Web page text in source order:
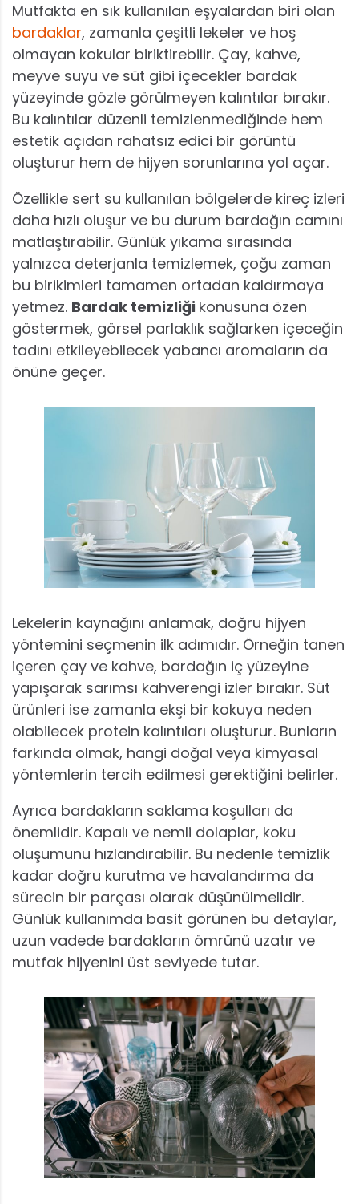
Mutfakta en sık kullanılan eşyalardan biri olan
bardaklar, zamanla çeşitli lekeler ve hoş
olmayan kokular biriktirebilir. Çay, kahve,
meyve suyu ve süt gibi içecekler bardak
yüzeyinde gözle görülmeyen kalıntılar bırakır.
Bu kalıntılar düzenli temizlenmediğinde hem
estetik açıdan rahatsız edici bir görüntü
oluşturur hem de hijyen sorunlarına yol açar.
Özellikle sert su kullanılan bölgelerde kireç izleri
daha hızlı oluşur ve bu durum bardağın camını
matlaştırabilir. Günlük yıkama sırasında
yalnızca deterjanla temizlemek, çoğu zaman
bu birikimleri tamamen ortadan kaldırmaya
yetmez. Bardak temizliği konusuna özen
göstermek, görsel parlaklık sağlarken içeceğin
tadını etkileyebilecek yabancı aromaların da
önüne geçer.
Lekelerin kaynağını anlamak, doğru hijyen
yöntemini seçmenin ilk adımıdır. Örneğin tanen
içeren çay ve kahve, bardağın iç yüzeyine
yapışarak sarımsı kahverengi izler bırakır. Süt
ürünleri ise zamanla ekşi bir kokuya neden
olabilecek protein kalıntıları oluşturur. Bunların
farkında olmak, hangi doğal veya kimyasal
yöntemlerin tercih edilmesi gerektiğini belirler.
Ayrıca bardakların saklama koşulları da
önemlidir. Kapalı ve nemli dolaplar, koku
oluşumunu hızlandırabilir. Bu nedenle temizlik
kadar doğru kurutma ve havalandırma da
sürecin bir parçası olarak düşünülmelidir.
Günlük kullanımda basit görünen bu detaylar,
uzun vadede bardakların ömrünü uzatır ve
mutfak hijyenini üst seviyede tutar.